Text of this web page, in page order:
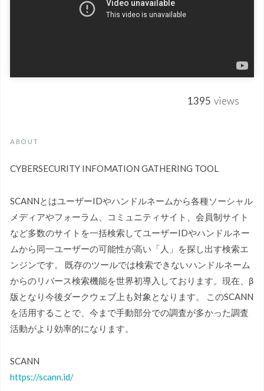
1395 views
ABOUT
CYBERSECURITY INFOMATION GATHERING TOOL
SCANNとはユーザーIDやハンドルネームから各種ソーシャル
メディアやフォーラム、コミュニティサイト、会員制サイト
など多数のサイトを一括検索してユーザーIDやハンドルネー
ムから同一ユーザーの可能性が高い「人」を探し出す検索エ
ンジンです。 既存のツールでは検索できないハンドルネーム
からのリバース検索機能を世界初導入しております。現在、β
版となり今後ダークウェブ上も対象となります。 このSCANN
を活用することで、今まで手動部分での調査が多かった調査
活動がより効率的になります。
SCANN
https://scann.id/